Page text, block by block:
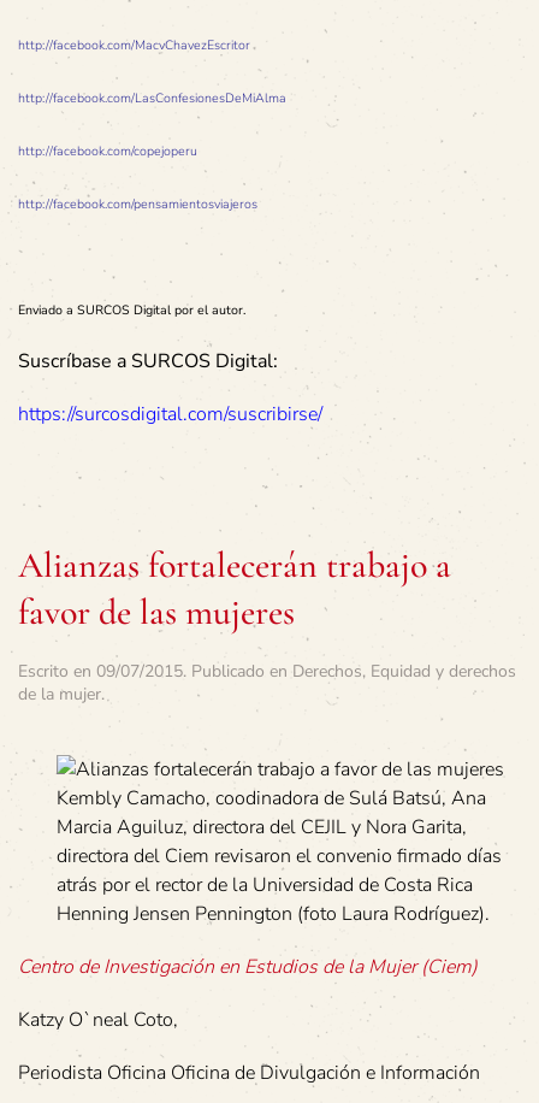
http://facebook.com/MacvChavezEscritor
http://facebook.com/LasConfesionesDeMiAlma
http://facebook.com/copejoperu
http://facebook.com/pensamientosviajeros
Enviado a SURCOS Digital por el autor.
Suscríbase a SURCOS Digital:
https://surcosdigital.com/suscribirse/
Alianzas fortalecerán trabajo a
favor de las mujeres
Escrito en 09/07/2015. Publicado en Derechos, Equidad y derechos
de la mujer.
Kembly Camacho, coodinadora de Sulá Batsú, Ana
Marcia Aguiluz, directora del CEJIL y Nora Garita,
directora del Ciem revisaron el convenio firmado días
atrás por el rector de la Universidad de Costa Rica
Henning Jensen Pennington (foto Laura Rodríguez).
Centro de Investigación en Estudios de la Mujer (Ciem)
Katzy O`neal Coto,
Periodista Oficina Oficina de Divulgación e Información